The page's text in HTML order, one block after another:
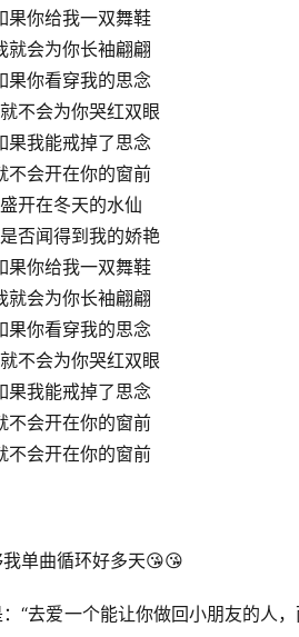
果你给我一双舞鞋
就会为你长袖翩翩
果你看穿我的思念
不会为你哭红双眼
果我能戒掉了思念
不会开在你的窗前
盛开在冬天的水仙
否闻得到我的娇艳
果你给我一双舞鞋
就会为你长袖翩翩
果你看穿我的思念
不会为你哭红双眼
果我能戒掉了思念
不会开在你的窗前
不会开在你的窗前
单曲循环好多天😘😘
“去爱一个能让你做回小朋友的人